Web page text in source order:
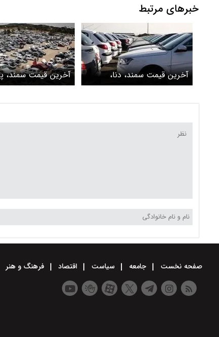
خبرهای مرتبط
آخرین قیمت سمند، دنا،
شاهین، کوییک و پژو امروز
آخرین قیمت سمند،
شاهین و دنا +
صفحه نخست جامعه سیاست اقتصاد فرهنگ و هنر